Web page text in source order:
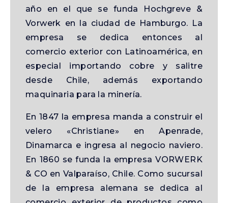
año en el que se funda Hochgreve &
Vorwerk en la ciudad de Hamburgo. La
empresa se dedica entonces al
comercio exterior con Latinoamérica, en
especial importando cobre y salitre
desde Chile, además exportando
maquinaria para la minería.
En 1847 la empresa manda a construir el
velero «Christiane» en Apenrade,
Dinamarca e ingresa al negocio naviero.
En 1860 se funda la empresa VORWERK
& CO en Valparaíso, Chile. Como sucursal
de la empresa alemana se dedica al